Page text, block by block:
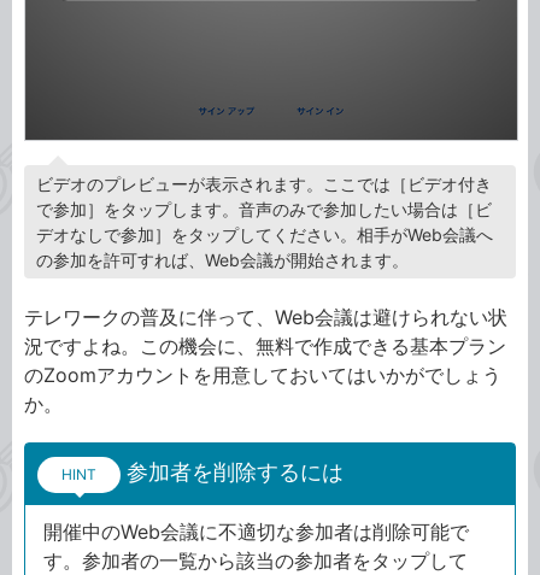
ビデオのプレビューが表示されます。ここでは［ビデオ付き
で参加］をタップします。音声のみで参加したい場合は［ビ
デオなしで参加］をタップしてください。相手がWeb会議へ
の参加を許可すれば、Web会議が開始されます。
テレワークの普及に伴って、Web会議は避けられない状
況ですよね。この機会に、無料で作成できる基本プラン
のZoomアカウントを用意しておいてはいかがでしょう
か。
HINT 参加者を削除するには
開催中のWeb会議に不適切な参加者は削除可能で
す。参加者の一覧から該当の参加者をタップして